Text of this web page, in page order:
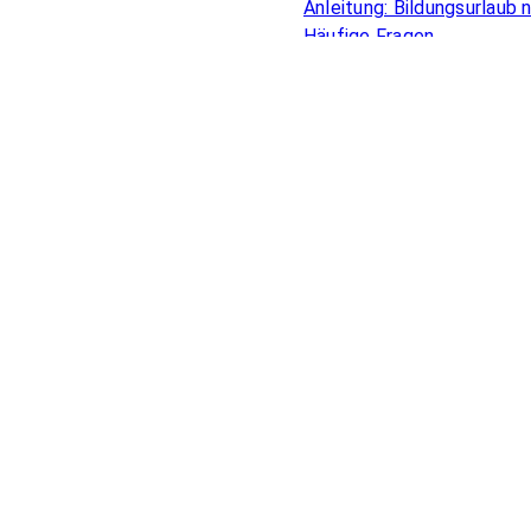
Anleitung: Bildungsurlaub
Häufige Fragen